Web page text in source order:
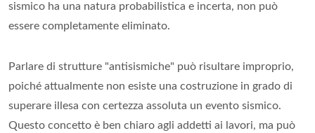
sismico ha una natura probabilistica e incerta, non può
essere completamente eliminato.
Parlare di strutture "antisismiche" può risultare improprio,
poiché attualmente non esiste una costruzione in grado di
superare illesa con certezza assoluta un evento sismico.
Questo concetto è ben chiaro agli addetti ai lavori, ma può